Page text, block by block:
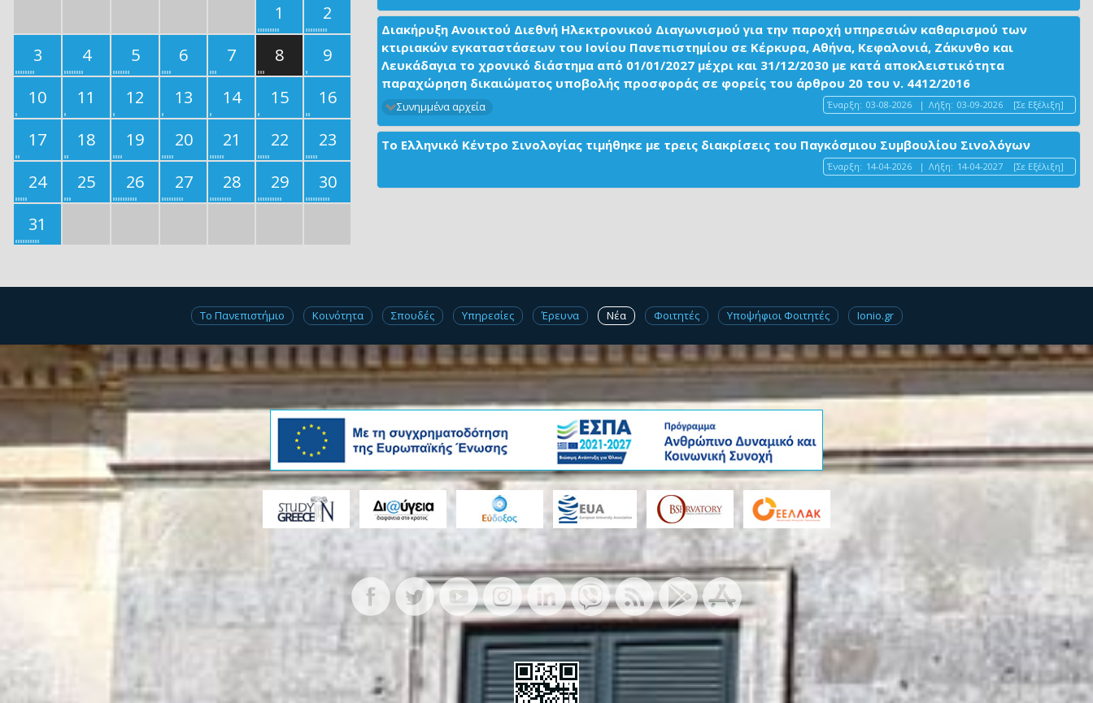
1
2
3
4 5 6 7 8
9
10
11 12 13 14 15
16
17
18 19 20 21 22
23
24
25 26 27 28 29
30
31
Διακήρυξη Ανοικτού Διεθνή Ηλεκτρονικού Διαγωνισμού για την παροχή υπηρεσιών καθαρισμού των
κτιριακών εγκαταστάσεων του Ιονίου Πανεπιστημίου σε Κέρκυρα, Αθήνα, Κεφαλονιά, Ζάκυνθο και
Λευκάδαγια το χρονικό διάστημα από 01/01/2027 μέχρι και 31/12/2030 με κατά αποκλειστικότητα
παραχώρηση δικαιώματος υποβολής προσφοράς σε φορείς του άρθρου 20 του ν. 4412/2016
Έναρξη: 03-08-2026 | Λήξη: 03-09-2026 [Σε Εξέλιξη]
Συνημμένα αρχεία
Το Ελληνικό Κέντρο Σινολογίας τιμήθηκε με τρεις διακρίσεις του Παγκόσμιου Συμβουλίου Σινολόγων
Έναρξη: 14-04-2026 | Λήξη: 14-04-2027 [Σε Εξέλιξη]
Το Πανεπιστήμιο Κοινότητα Σπουδές Υπηρεσίες Έρευνα Νέα Φοιτητές Υποψήφιοι Φοιτητές Ionio.gr